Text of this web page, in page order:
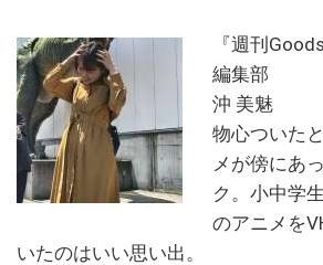
『週刊
編集部
沖 美魅
物心ついた
メが傍にあ
ク。小中学
のアニメを
いたのはいい思い出。